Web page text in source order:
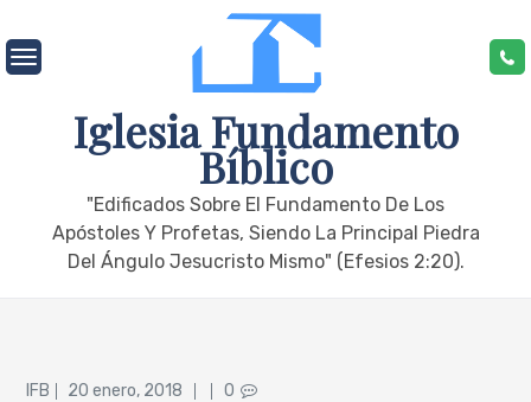
to
content
Iglesia Fundamento
Bíblico
"edificados Sobre El Fundamento De Los
Apóstoles Y Profetas, Siendo La Principal Piedra
Del Ángulo Jesucristo Mismo" (Efesios 2:20).
IFB
Posted
20 enero, 2018 0